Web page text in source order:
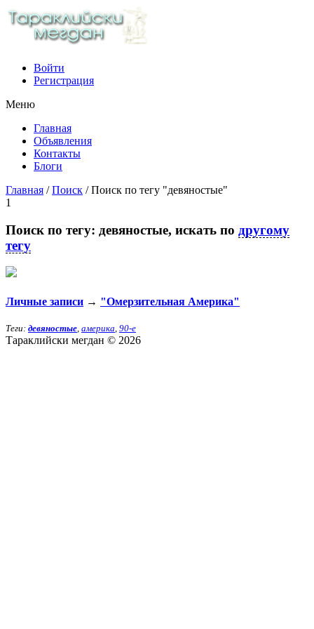
Войти
Регистрация
Mеню
Главная
Объявления
Контакты
Блоги
Главная /Поиск /Поиск по тегу "девяностые"
1
Поиск по тегу: девяностые, искать по другому
тегу
Личные записи → "Омерзительная Америка"
Теги: девяностые америка 90-е
Тараклийски мегдан © 2026